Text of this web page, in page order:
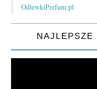
OdlewkiPerfum.pl
NAJLEPSZE